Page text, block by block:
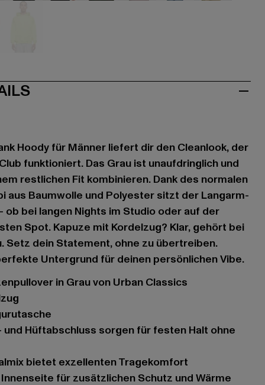
Hoody für Männer liefert dir den Cleanlook, der
funktioniert. Das Grau ist unaufdringlich und
restlichen Fit kombinieren. Dank des normalen
aus Baumwolle und Polyester sitzt der Langarm-
ob bei langen Nights im Studio oder auf der
Spot. Kapuze mit Kordelzug? Klar, gehört bei
Setz dein Statement, ohne zu übertreiben.
Untergrund für deinen persönlichen Vibe.
in Grau von Urban Classics
bietet exzellenten Tragekomfort
Innenseite für zusätzlichen Schutz und Wärme